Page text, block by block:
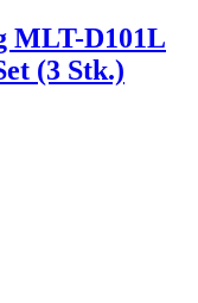
MLT-D101L
(3 Stk.)